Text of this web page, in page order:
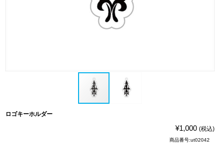
ロゴキーホルダー
¥1,000 (税込)
商品番号:ut02042